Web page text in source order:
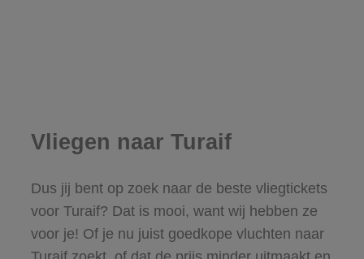
Vliegen naar Turaif
Dus jij bent op zoek naar de beste vliegtickets
voor Turaif? Dat is mooi, want wij hebben ze
voor je! Of je nu juist goedkope vluchten naar